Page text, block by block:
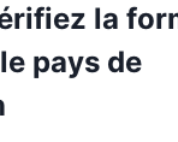
la
pays de